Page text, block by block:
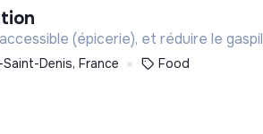
(épicerie), et réduire le
Saint-Denis, France Food